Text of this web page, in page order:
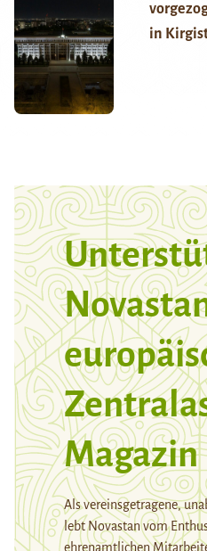
in
Magazin
Als vereinsgetragene,
lebt Novastan vom
ehrenamtlichen